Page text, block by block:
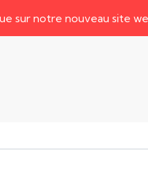
notre nouveau site web !